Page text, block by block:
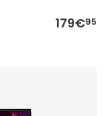
179€95